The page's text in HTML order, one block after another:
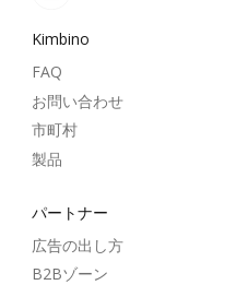
Kimbino
FAQ
お問い合わせ
市町村
製品
パートナー
広告の出し方
B2Bゾーン